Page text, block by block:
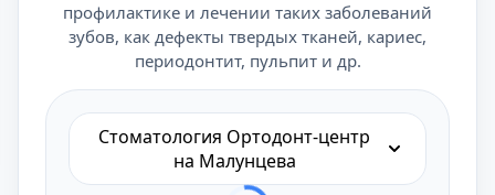
профилактике и лечении таких заболеваний
зубов, как дефекты твердых тканей, кариес,
периодонтит, пульпит и др.
Стоматология Ортодонт-центр
на Малунцева